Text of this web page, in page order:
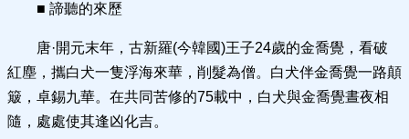
■ 諦聽的來歷
唐·開元末年，古新羅(今韓國)王子24歲的金喬覺，看破
紅塵，攜白犬一隻浮海來華，削髮為僧。白犬伴金喬覺一路顛
簸，卓錫九華。在共同苦修的75載中，白犬與金喬覺晝夜相
隨，處處使其逢凶化吉。